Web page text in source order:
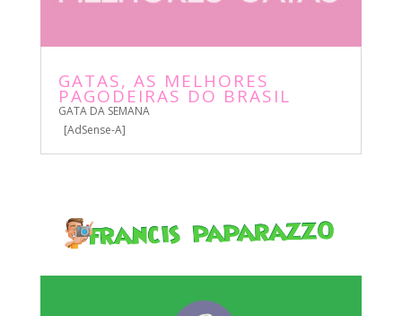
GATAS, AS MELHORES
PAGODEIRAS DO BRASIL
GATA DA SEMANA
[AdSense-A]